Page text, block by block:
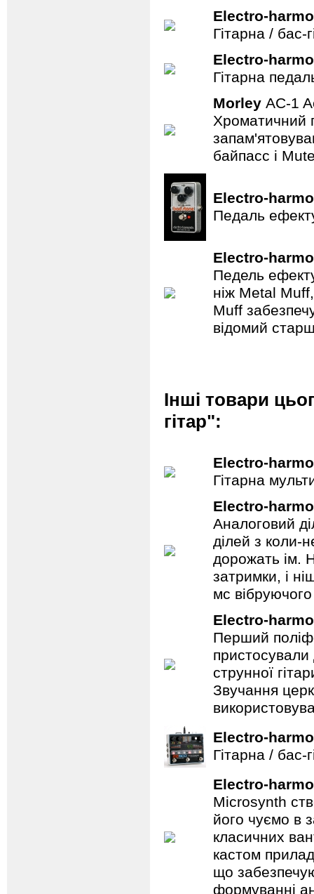
Electro-
Гітарна /
Electro-
Гітарна
Morley AC-1
Хроматичний
байпасс і
Electro-
Педаль
Electro-
Педель
ніж Metal
Muff
відомий
Інші товари
гітар":
Electro-
Гітарна
Electro-
Аналоговий
ділей з коли-
дорожать ім.
затримки, і
мс
Electro-
Перший
пристосували
струнної
Звучання
Electro-
Гітарна / бас-
Electro-
Microsynth
його чуємо в
класичних
кастом
що
формуванні